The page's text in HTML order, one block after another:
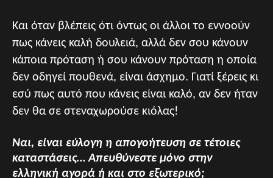
Και όταν βλέπεις ότι όντως οι άλλοι το εννοούν
πως κάνεις καλή δουλειά, αλλά δεν σου κάνουν
κάποια πρόταση ή σου κάνουν πρόταση η οποία
δεν οδηγεί πουθενά, είναι άσχημο. Γιατί ξέρεις κι
εσύ πως αυτό που κάνεις είναι καλό, αν δεν ήταν
δεν θα σε στεναχωρούσε κιόλας!
Ναι, είναι εύλογη η απογοήτευση σε τέτοιες
καταστάσεις… Απευθύνεστε μόνο στην
ελληνική αγορά ή και στο εξωτερικό;